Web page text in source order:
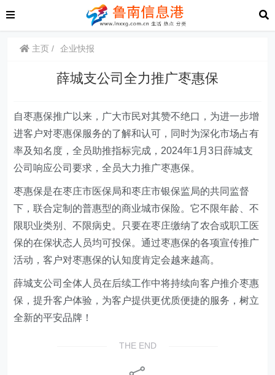
主页 企业快报
薛城支公司全力推广枣惠保
自枣惠保推广以来，广大市民对其赞不绝口， 为进一步增
进客户对枣惠保服务的了解和认可 ，同时为深化市场占有
率及知名度 ，全员助推指标完成，2024年1 月3日薛城支
公司响应公司要求，全员大力推广枣惠保。
枣惠保是在枣庄市医保局和枣庄市银保监局的共同监督
下，联合定制的普惠型的商业城市保险。它不限年龄、不
限职业类别、不限病史。只要在枣庄缴纳了农合或职工医
保的在保状态人员均可投保。通过枣惠保的各项宣传推广
活动，客户对枣惠保的认知度肯定会越来越高。
薛城支公司全体 人员在后续工作中将持续向客户推介枣惠
保 ，提升客户体验，为客户提供更优质便捷的服务 ，树立
全新的平安品牌！
THE END